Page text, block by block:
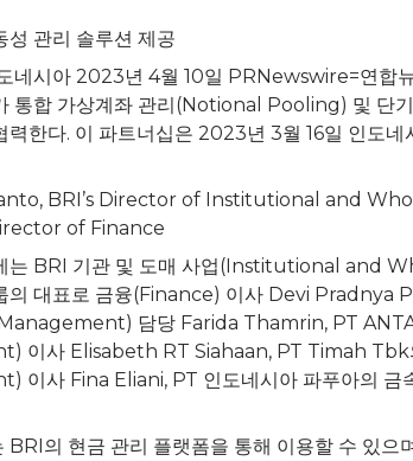
관리 솔루션 제공
네시아 2023년 4월 10일 PRNewswire=연
통합 가상계좌 관리(Notional Pooling) 및 단
한다. 이 파트너십은 2023년 3월 16일 인도
BRI’s Director of Institutional and
of Finance
는 BRI 기관 및 도매 사업(Institutional and
의 대표로 금융(Finance) 이사 Devi Pradnya
담당 Farida Thamrin, PT
이사 Elisabeth RT Siahaan, PT Timah Tbk
이사 Fina Eliani, PT 인도네시아 파푸아의
BRI의 현금 관리 플랫폼을 통해 이용할 수 있으